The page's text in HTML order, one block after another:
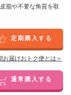
脂や不要な角質を取
定期購入する
お届けおトク便とは＞
通常購入する